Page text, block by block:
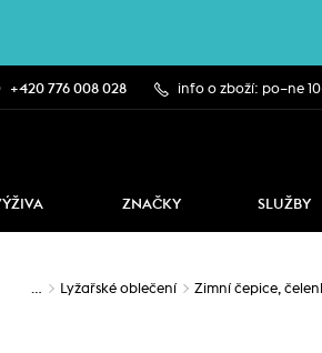
+420 776 008 028 info o zboží: po–ne
ZNAČKY SLUŽBY
… Lyžařské oblečení Zimní čepice,